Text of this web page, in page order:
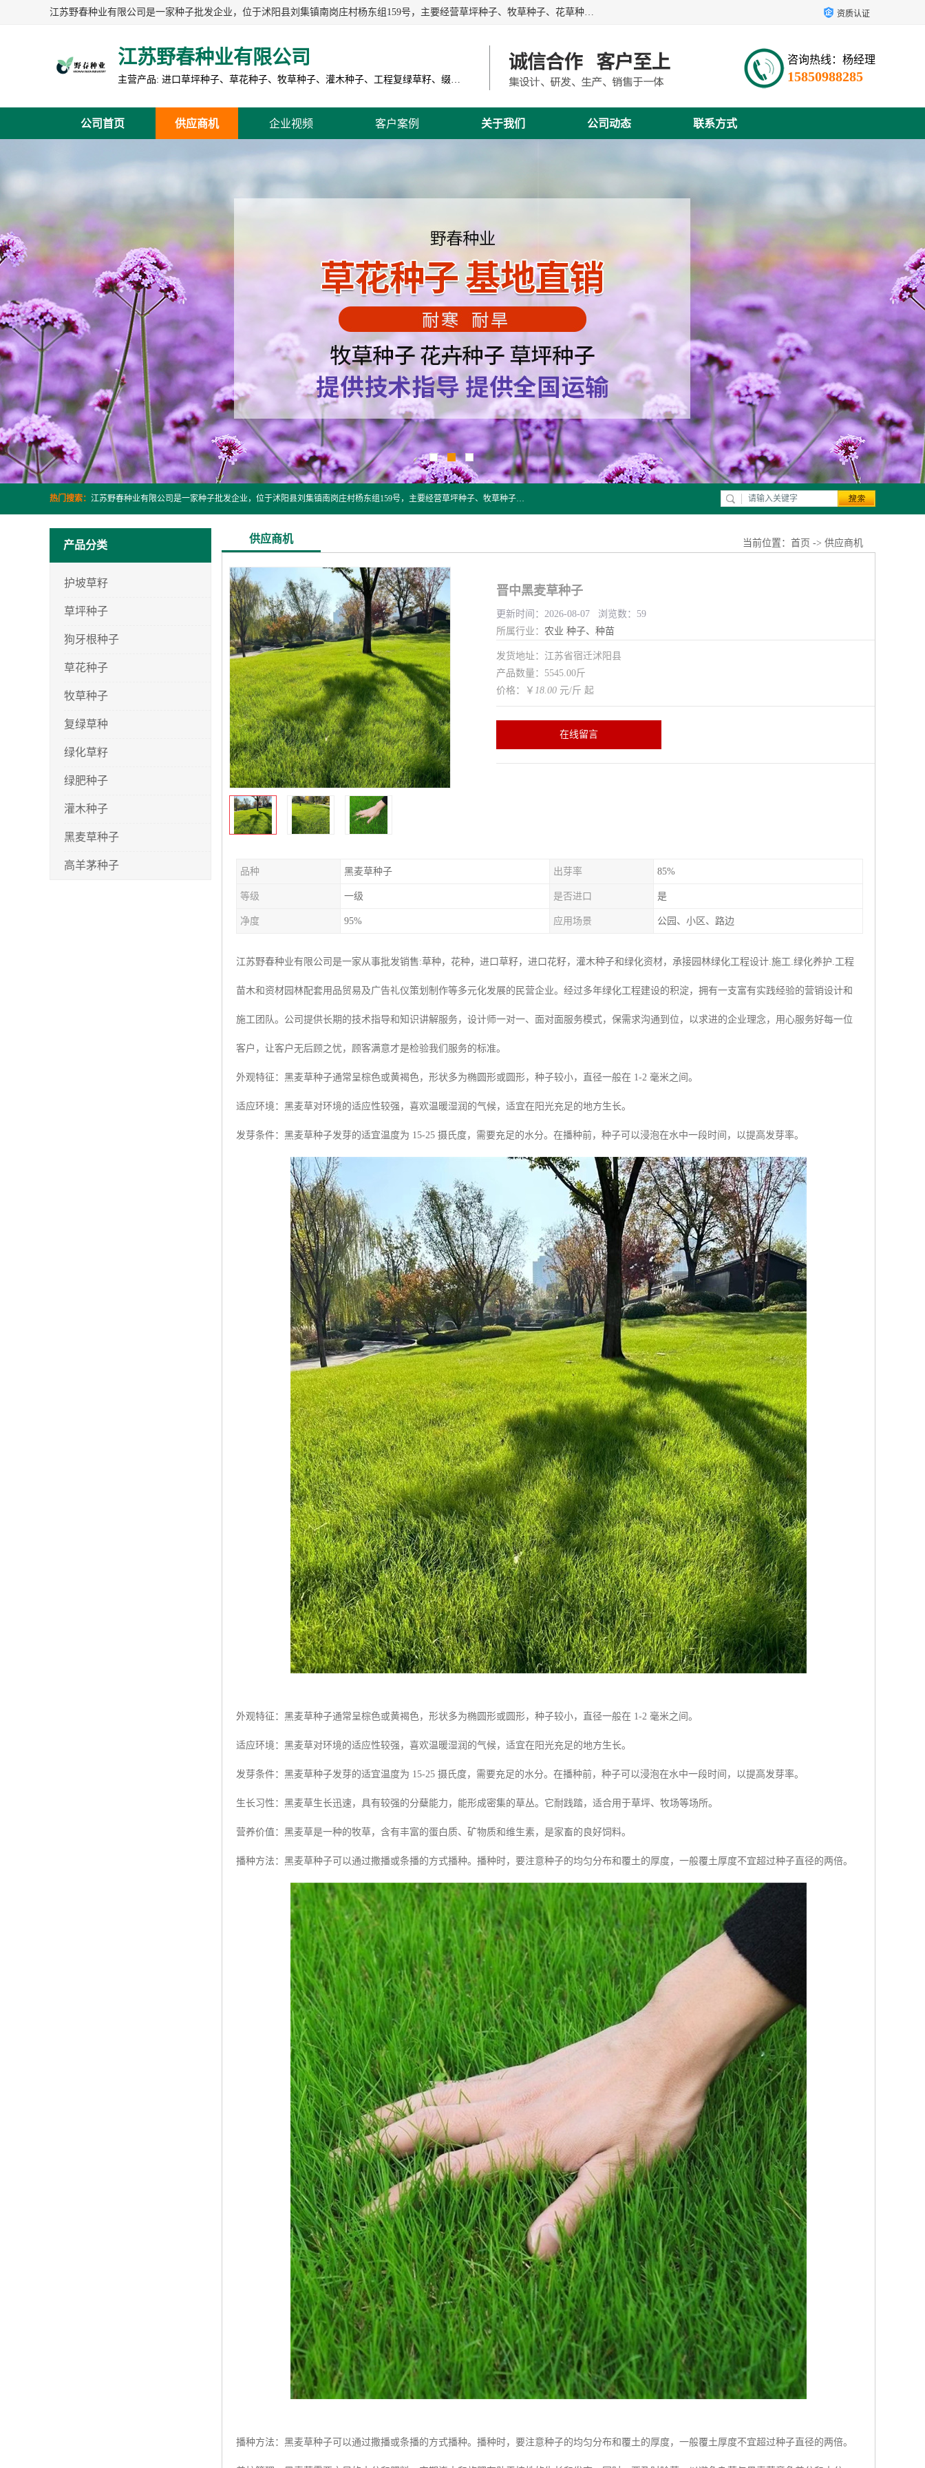
江苏野春种业有限公司是一家种子批发企业，位于沭阳县刘集镇南岗庄村杨东组159号，主要经营草坪种子、牧草种子、花草种子、复绿草种、绿化草籽、护坡草籽、绿肥种子、灌木种子、黑麦草种子、高羊茅种子、早熟禾种子、狗牙根种子、剪股颖种子等。 资质认证
江苏野春种业有限公司
主营产品: 进口草坪种子、草花种子、牧草种子、灌木种子、工程复绿草籽、缀花组合种子
咨询热线：杨经理
15850988285
公司首页 供应商机 企业视频 客户案例 关于我们 公司动态 联系方式
热门搜索： 江苏野春种业有限公司是一家种子批发企业，位于沭阳县刘集镇南岗庄村杨东组159号，主要经营草坪种子、牧草种子、花草种子、复绿草种、绿化草籽、护坡草籽、绿肥种子、灌木种子、黑麦草种子、高羊茅种子、早熟禾种子、狗牙根种子、剪股颖种子等。
产品分类
护坡草籽
草坪种子
狗牙根种子
草花种子
牧草种子
复绿草种
绿化草籽
绿肥种子
灌木种子
黑麦草种子
高羊茅种子
供应商机 当前位置： 首页 -> 供应商机
晋中黑麦草种子
更新时间：2026-08-07 浏览数：59
所属行业： 农业 种子、种苗
发货地址：江苏省宿迁沭阳县
产品数量：5545.00斤
价格：￥ 18.00 元/斤 起
在线留言
品种 黑麦草种子 出芽率 85%
等级 一级 是否进口 是
净度 95% 应用场景 公园、小区、路边
江苏野春种业有限公司是一家从事批发销售:草种，花种，进口草籽，进口花籽，灌木种子和绿化资材，承接园林绿化工程设计.施工.绿化养护.工程
苗木和资材园林配套用品贸易及广告礼仪策划制作等多元化发展的民营企业。经过多年绿化工程建设的积淀，拥有一支富有实践经验的营销设计和
施工团队。公司提供长期的技术指导和知识讲解服务，设计师一对一、面对面服务模式，保需求沟通到位，以求进的企业理念，用心服务好每一位
客户，让客户无后顾之忧，顾客满意才是检验我们服务的标准。
外观特征：黑麦草种子通常呈棕色或黄褐色，形状多为椭圆形或圆形，种子较小，直径一般在 1-2 毫米之间。
适应环境：黑麦草对环境的适应性较强，喜欢温暖湿润的气候，适宜在阳光充足的地方生长。
发芽条件：黑麦草种子发芽的适宜温度为 15-25 摄氏度，需要充足的水分。在播种前，种子可以浸泡在水中一段时间，以提高发芽率。
外观特征：黑麦草种子通常呈棕色或黄褐色，形状多为椭圆形或圆形，种子较小，直径一般在 1-2 毫米之间。
适应环境：黑麦草对环境的适应性较强，喜欢温暖湿润的气候，适宜在阳光充足的地方生长。
发芽条件：黑麦草种子发芽的适宜温度为 15-25 摄氏度，需要充足的水分。在播种前，种子可以浸泡在水中一段时间，以提高发芽率。
生长习性：黑麦草生长迅速，具有较强的分蘖能力，能形成密集的草丛。它耐践踏，适合用于草坪、牧场等场所。
营养价值：黑麦草是一种的牧草，含有丰富的蛋白质、矿物质和维生素，是家畜的良好饲料。
播种方法：黑麦草种子可以通过撒播或条播的方式播种。播种时，要注意种子的均匀分布和覆土的厚度，一般覆土厚度不宜超过种子直径的两倍。
播种方法：黑麦草种子可以通过撒播或条播的方式播种。播种时，要注意种子的均匀分布和覆土的厚度，一般覆土厚度不宜超过种子直径的两倍。